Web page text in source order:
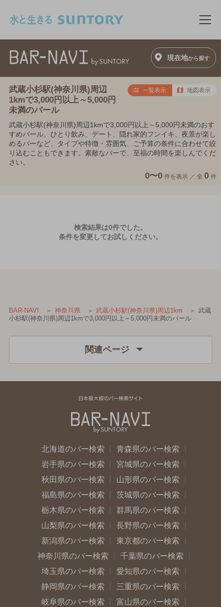
メ
現在地から探す
武蔵小杉駅(神奈川県)周辺
1kmで3,000円以上～5,000円
未満のバール
一覧表示 地図表示
武蔵小杉駅(神奈川県)周辺1kmで3,000円以上～5,000円未満のおす
すめバール。ひとり飲み、デート、隠れ家的フンイキ、夜景が楽し
めるバーなど、タイプや特徴・雰囲気、ご予算の条件に合わせて絞
り込むこともできます。素敵なバーで、至福の時間を楽しんでくだ
さい。
0〜0 件を表示 ／ 全 0 件
検索結果は0件でした。
条件を変更してお試しください。
BAR-NAVI 神奈川県 武蔵小杉駅(神奈川県)周辺1km
武蔵
小杉駅(神奈川県)周辺1kmで3,000円以上～5,000円未満のバール
関連ページ
北海道のバー検索
青森県のバー検索
岩手県のバー検索
宮城県のバー検索
秋田県のバー検索
山形県のバー検索
福島県のバー検索
茨城県のバー検索
栃木県のバー検索
群馬県のバー検索
山梨県のバー検索
長野県のバー検索
新潟県のバー検索
東京都のバー検索
神奈川県のバー検索
千葉県のバー検索
埼玉県のバー検索
愛知県のバー検索
静岡県のバー検索
三重県のバー検索
岐阜県のバー検索
富山県のバー検索